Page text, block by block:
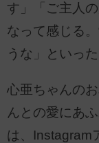
す」「ご主人
なって感じる
うな」といっ
心亜ちゃんの
んとの愛にあ
は、Instagram